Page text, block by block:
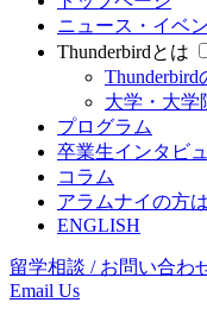
ニュース・イベ
Thunderbirdとは
Thunderbird
大学・大学
プログラム
卒業生インタビ
コラム
アラムナイの方
ENGLISH
留学相談 / お問い合わ
Email Us